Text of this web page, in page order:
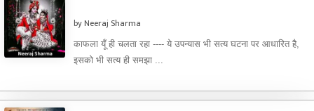
by Neeraj Sharma
काफला यूँ ही चलता रहा ---- ये उपन्यास भी सत्य घटना पर आधारित है,
इसको भी सत्य ही समझा ...